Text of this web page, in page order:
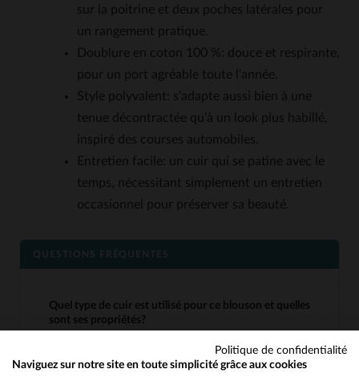
sur la poitrine et deux poches latérales pour
un rangement pratique.
Doublure en coton 100 %: douce et respirante,
pour un port agréable toute l’année.
Style polyvalent: s’adapte aussi bien à une
tenue décontractée qu’à un look plus habillé,
inspiré des courses automobiles.
Entretien facile: un cuir qui se patine avec le
temps, nécessitant simplement un entretien
occasionnel pour préserver sa beauté.
QUESTIONS FRÉQUENTES
Quel type de cuir est utilisé pour ce blouson et quelles
sont ses propriétés?
premium. Ce type de cuir est connu pour sa
Politique de confidentialité
Naviguez sur notre site en toute simplicité grâce aux cookies